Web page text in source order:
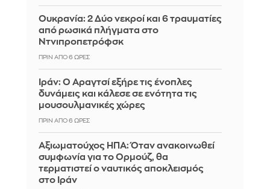
Ουκρανία: 2 Δύο νεκροί και 6 τραυματίες
από ρωσικά πλήγματα στο
Ντνιπροπετρόφσκ
ΠΡΙΝ ΑΠΌ 6 ΏΡΕΣ
Ιράν: Ο Αραγτσί εξήρε τις ένοπλες
δυνάμεις και κάλεσε σε ενότητα τις
μουσουλμανικές χώρες
ΠΡΙΝ ΑΠΌ 6 ΏΡΕΣ
Αξιωματούχος ΗΠΑ: Όταν ανακοινωθεί
συμφωνία για το Ορμούζ, θα
τερματιστεί ο ναυτικός αποκλεισμός
στο Ιράν